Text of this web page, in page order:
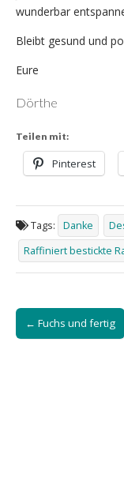
wunderbar
Bleibt gesund und
Eure
Dörthe
Teilen mit:
Pinterest
Tags: Danke
Raffiniert bestickte
Post
navigation
← Fuchs und fertig